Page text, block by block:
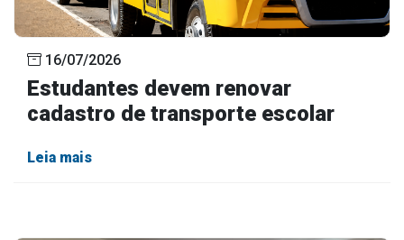
16/07/2026
Estudantes devem renovar
cadastro de transporte escolar
Leia mais